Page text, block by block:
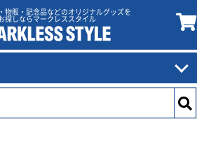
物販・記念品などのオリジナルグッズを
探しならマークレススタイル